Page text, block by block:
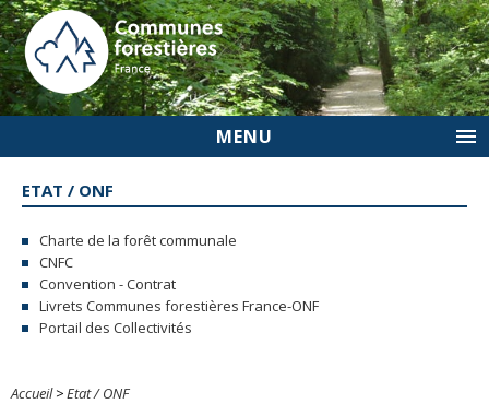
MENU
ETAT / ONF
Charte de la forêt communale
CNFC
Convention - Contrat
Livrets Communes forestières France-ONF
Portail des Collectivités
Accueil>Etat / ONF